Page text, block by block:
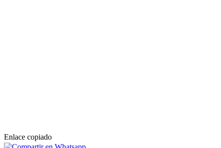
Enlace copiado